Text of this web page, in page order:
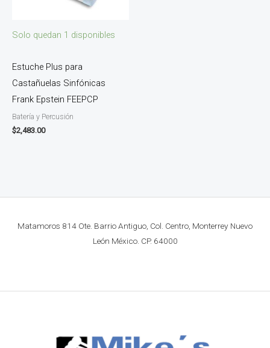
Solo quedan 1 disponibles
Estuche Plus para
Castañuelas Sinfónicas
Frank Epstein FEEPCP
Batería y Percusión
$2,483.00
Matamoros 814 Ote. Barrio Antiguo, Col. Centro, Monterrey Nuevo
León México. CP. 64000